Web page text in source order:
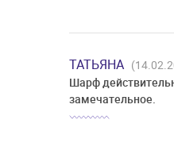
ТАТЬЯНА
Шарф
замечательное.